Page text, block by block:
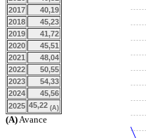
2017
40,19
2018
45,23
2019
41,72
2020
45,51
2021
48,04
2022
50,55
2023
54,33
2024
45,56
2025 45,22 (A)
(A)Avance